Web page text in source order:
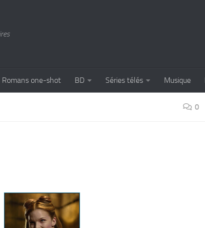
Romans one-shot BD Séries télés Musique
0